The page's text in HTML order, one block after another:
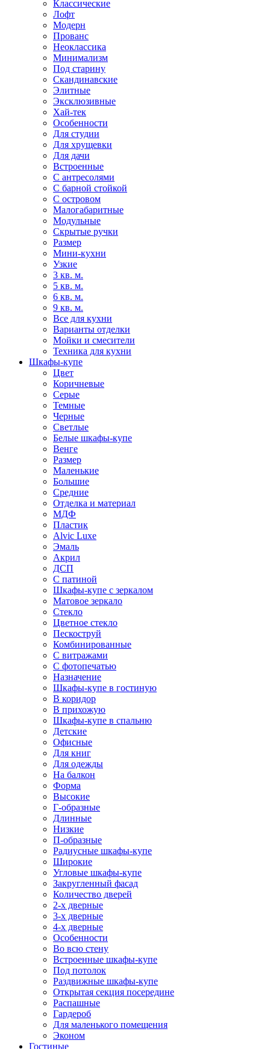
Классические
Лофт
Модерн
Прованс
Неоклассика
Минимализм
Под старину
Скандинавские
Элитные
Эксклюзивные
Хай-тек
Особенности
Для студии
Для хрущевки
Для дачи
Встроенные
С антресолями
С барной стойкой
С островом
Малогабаритные
Модульные
Скрытые ручки
Размер
Мини-кухни
Узкие
3 кв. м.
5 кв. м.
6 кв. м.
9 кв. м.
Все для кухни
Варианты отделки
Мойки и смесители
Техника для кухни
Шкафы-купе
Цвет
Коричневые
Серые
Темные
Черные
Светлые
Белые шкафы-купе
Венге
Размер
Маленькие
Большие
Средние
Отделка и материал
МДФ
Пластик
Alvic Luxe
Эмаль
Акрил
ДСП
С патиной
Шкафы-купе с зеркалом
Матовое зеркало
Стекло
Цветное стекло
Пескоструй
Комбинированные
С витражами
С фотопечатью
Назначение
Шкафы-купе в гостиную
В коридор
В прихожую
Шкафы-купе в спальню
Детские
Офисные
Для книг
Для одежды
На балкон
Форма
Высокие
Г-образные
Длинные
Низкие
П-образные
Радиусные шкафы-купе
Широкие
Угловые шкафы-купе
Закругленный фасад
Количество дверей
2-х дверные
3-х дверные
4-х дверные
Особенности
Во всю стену
Встроенные шкафы-купе
Под потолок
Раздвижные шкафы-купе
Открытая секция посередине
Распашные
Гардероб
Для маленького помещения
Эконом
Гостиные